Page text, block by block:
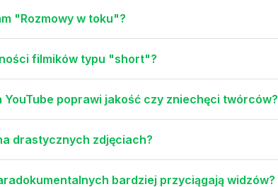
"Rozmowy w toku"?
filmików typu "short"?
poprawi jakość czy zniechęci twórców?
drastycznych zdjęciach?
bardziej przyciągają widzów?